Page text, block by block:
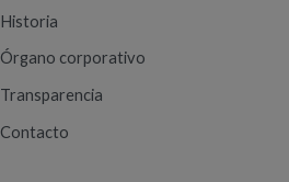
Historia
Órgano corporativo
Transparencia
Contacto